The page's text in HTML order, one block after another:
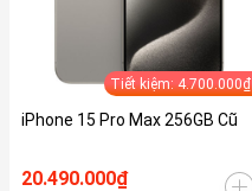
Tiết kiệm: 4.700.000₫
iPhone 15 Pro Max 256GB Cũ
20.490.000₫